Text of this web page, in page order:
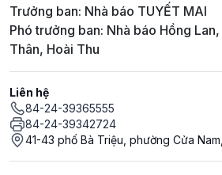
Trưởng ban: Nhà báo TUYẾT MAI
Phó trưởng ban: Nhà báo Hồng
Thân, Hoài Thu
Liên hệ
84-24-39365555
84-24-39342724
41-43 phố Bà Triệu, phường Cửa